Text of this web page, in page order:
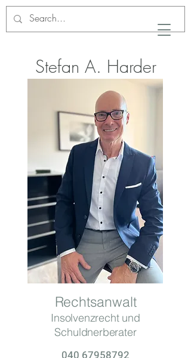
Stefan A. Harder
Rechtsanwalt
Insolvenzrecht und
Schuldnerberater